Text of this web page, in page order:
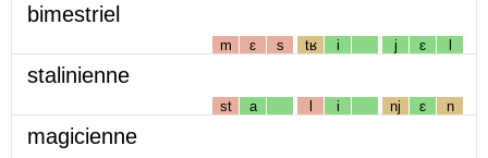
bimestriel
m ɛ s tʁ i j ɛ l
stalinienne
st a l i nj ɛ n
magicienne